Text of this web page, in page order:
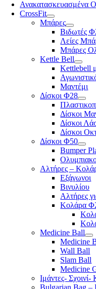
Ανακατασκευασμένα
CrossFit
Μπάρες
Βιδωτές
Λείες
Μπάρες
Kettle Bell
Kettlebell
Μαντέμι
Δίσκοι Φ28
Δίσκοι
Δίσκοι
Δίσκοι
Δίσκοι Φ50
Bumper
Αλτήρες –
Εξάγωνοι
Βινυλίου
Αλτήρες
Κολάρα
Medicine Ball
Medicine
Wall Ball
Slam Ball
Medicine
Ιμάντες- Σχοινί-
Bulgarian Bag –